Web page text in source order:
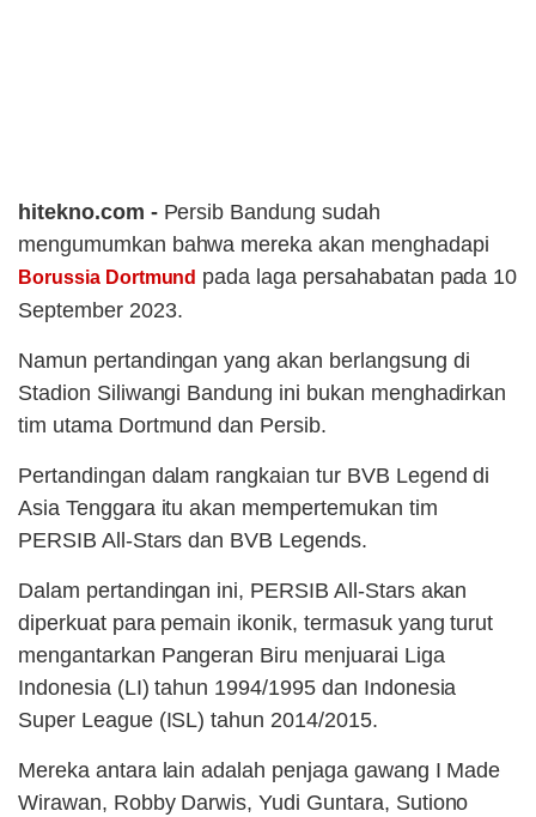
hitekno.com - Persib Bandung sudah
mengumumkan bahwa mereka akan menghadapi
Borussia Dortmund pada laga persahabatan pada 10
September 2023.
Namun pertandingan yang akan berlangsung di
Stadion Siliwangi Bandung ini bukan menghadirkan
tim utama Dortmund dan Persib.
Pertandingan dalam rangkaian tur BVB Legend di
Asia Tenggara itu akan mempertemukan tim
PERSIB All-Stars dan BVB Legends.
Dalam pertandingan ini, PERSIB All-Stars akan
diperkuat para pemain ikonik, termasuk yang turut
mengantarkan Pangeran Biru menjuarai Liga
Indonesia (LI) tahun 1994/1995 dan Indonesia
Super League (ISL) tahun 2014/2015.
Mereka antara lain adalah penjaga gawang I Made
Wirawan, Robby Darwis, Yudi Guntara, Sutiono